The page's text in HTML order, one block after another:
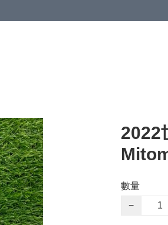
2022
數量
−